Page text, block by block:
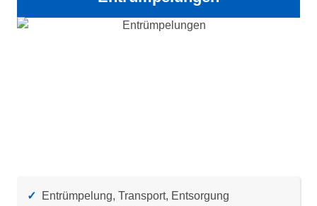
✓
Entrümpelung, Transport, Entsorgung